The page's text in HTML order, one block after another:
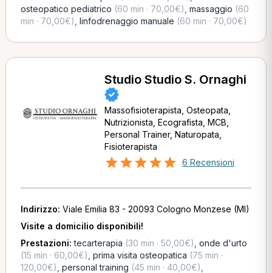
osteopatico pediatrico (60 min · 70,00€) massaggio (60
min · 70,00€) linfodrenaggio manuale (60 min · 70,00€)
Studio Studio S. Ornaghi
Massofisioterapista, Osteopata,
Nutrizionista, Ecografista, MCB,
Personal Trainer, Naturopata,
Fisioterapista
6 Recensioni
Indirizzo: Viale Emilia 83 - 20093 Cologno Monzese (MI)
Visite a domicilio disponibili!
Prestazioni:tecarterapia (30 min · 50,00€) onde d'urto
(15 min · 60,00€) prima visita osteopatica (75 min ·
120,00€) personal training (45 min · 40,00€)